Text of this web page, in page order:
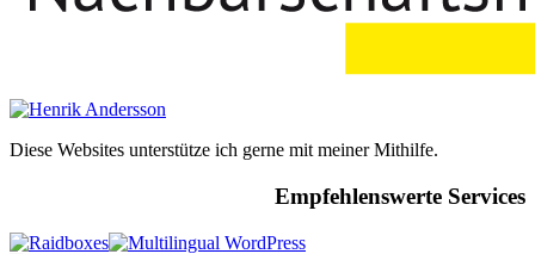
Diese Websites unterstütze ich gerne mit meiner Mithilfe.
Empfehlenswerte Services